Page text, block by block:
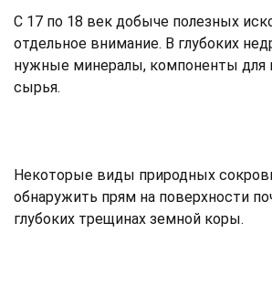
С 17 по 18 век добыче полезных
отдельное внимание. В глубоких
нужные минералы, компоненты для
сырья.
Некоторые виды природных
обнаружить прям на поверхности
глубоких трещинах земной коры.